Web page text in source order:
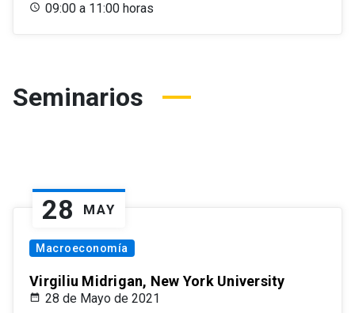
09:00 a 11:00 horas
Seminarios
28 MAY
Macroeconomía
Virgiliu Midrigan, New York University
28 de Mayo de 2021